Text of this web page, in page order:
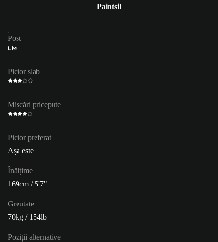
Paintsil
Post
LM
Picior slab
Mișcări pricepute
Picior preferat
Așa este
Înălțime
169cm / 5'7"
Greutate
70kg / 154lb
Poziții alternative